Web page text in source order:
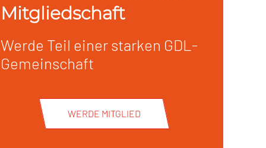
Mitgliedschaft
Werde Teil einer starken GDL-
Gemeinschaft
WERDE MITGLIED